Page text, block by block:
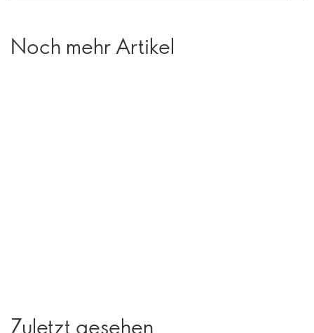
Noch mehr Artikel
Zuletzt gesehen